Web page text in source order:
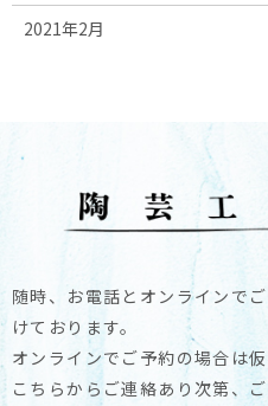
2021年2月
随時、お電話とオンラインで
けております。
オンラインでご予約の場合は
こちらからご連絡あり次第、